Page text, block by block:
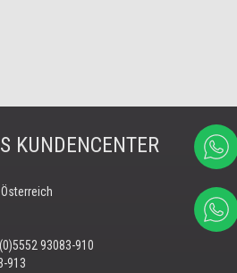
KUNDENCENTER
93083-910
913